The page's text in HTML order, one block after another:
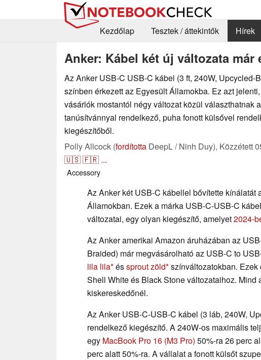
Kezdőlap
Tesztek / áttekintők Hírek
Anker: Kábel két új változata már
Az Anker USB-C USB-C kábel (3 ft, 240W, Upcycled-
színben érkezett az Egyesült Államokba. Ez azt
vásárlók mostantól négy változat közül választhatnak
tanúsítvánnyal rendelkező, puha fonott külsővel
kiegészítőből.
Polly Allcock (fordította DeepL / Ninh Duy), Közzétett
🇺🇸🇫🇷 ...
Accessory
Az Anker két USB-C kábellel bővítette kínálatát
Államokban. Ezek a márka USB-C-USB-C
változatai, egy olyan kiegészítő, amelyet2024-
Az Anker amerikai Amazon áruházában az
Braided) már megvásárolható az USB-C to
lila lila éssprout zöld színváltozatokban.
Shell White és Black Stone változataihoz.
kiskereskedőnél.
Az Anker USB-C-USB-C kábel (3 láb, 240W,
rendelkező kiegészítő. A 240W-os maximális
egy MacBook Pro 16 (M3 Pro) 50%-ra 26 perc
perc alatt 50%-ra. A vállalat a fonott külsőt